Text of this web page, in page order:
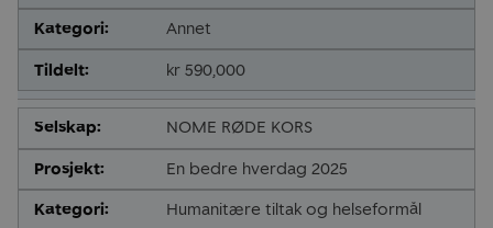
Annet
kr 590,000
NOME RØDE KORS
En bedre hverdag 2025
Humanitære tiltak og helseformål